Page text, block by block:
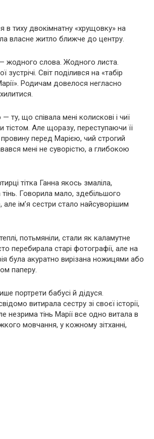
в тиху двокімнатну «хрущовку» на
власне житло ближче до центру.
жодного слова. Жодного листа.
Світ поділився на «табір
Родичам довелося негласно
ту, що співала мені колискові і чиї
тістом. Але щоразу, переступаючи її
провину перед Марією, чий строгий
мені не суворістю, а глибокою
тітка Ганна якось змаліла,
Говорила мало, здебільшого
але ім’я сестри стало найсуворішим
теплі, потьмяніли, стали як каламутне
перебирала старі фотографії, але на
була акуратно вирізана ножицями або
паперу.
портрети бабусі й дідуся.
витирала сестру зі своєї історії,
незрима тінь Марії все одно витала в
мовчання, у кожному зітханні,